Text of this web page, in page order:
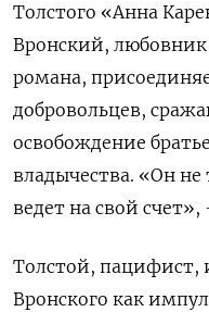
Толстого «Анна
Вронский, любовник
романа,
добровольцев,
освобождение
владычества. «Он не
ведет на свой
Толстой, пацифист,
Вронского как